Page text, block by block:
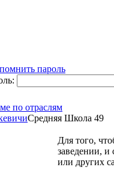
пароль
по отраслям
Средняя Школа 49
Для того,
заведении, и
или других